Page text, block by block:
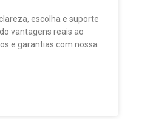
escolha e suporte
vantagens reais ao
e garantias com nossa